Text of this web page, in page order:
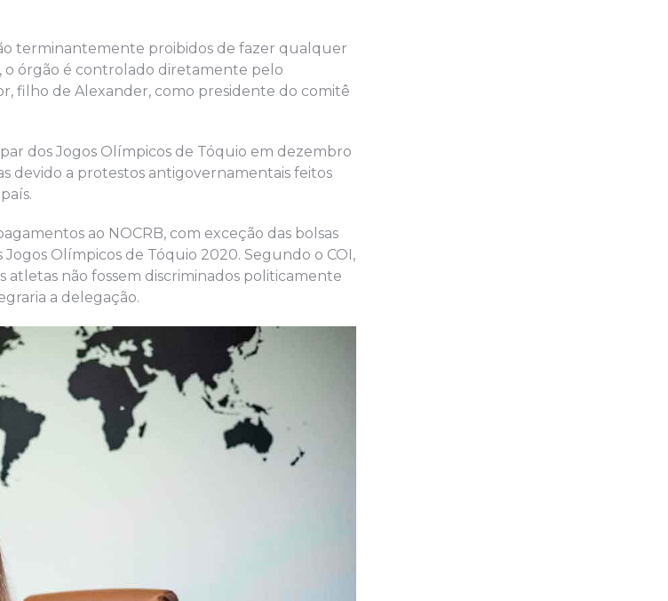
terminantemente proibidos de fazer qualquer
o órgão é controlado diretamente pelo
filho de Alexander, como presidente do comitê
dos Jogos Olímpicos de Tóquio em dezembro
devido a protestos antigovernamentais feitos
ao NOCRB, com exceção das bolsas
Olímpicos de Tóquio 2020. Segundo o COI,
não fossem discriminados politicamente
a delegação.